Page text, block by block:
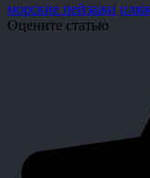
морские пейзажи
Оцените статью